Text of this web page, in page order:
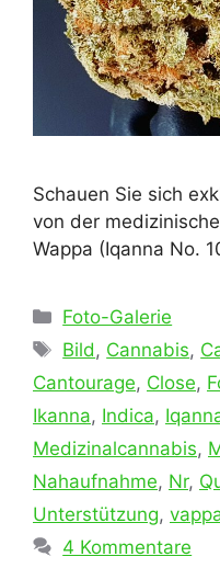
Schauen Sie sich
von der
Wappa (Iqanna No.
Kategorien
Foto-Galerie
Schlagwörter
Bild , Cannabis,
Cantourage, Close,
Ikanna, Indica,
Medizinalcannabis,
Nahaufnahme, Nr,
Unterstützung,
4 Kommentare